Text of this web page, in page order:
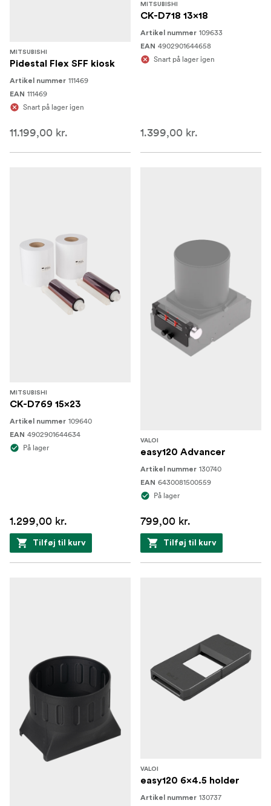
MITSUBISHI
Pidestal Flex SFF kiosk
Artikel nummer 111469
EAN 111469
Snart på lager igen
11.199,00 kr.
MITSUBISHI
CK-D718 13x18
Artikel nummer 109633
EAN 4902901644658
Snart på lager igen
1.399,00 kr.
MITSUBISHI
CK-D769 15x23
Artikel nummer 109640
EAN 4902901644634
På lager
1.299,00 kr.
Tilføj til kurv
VALOI
easy120 Advancer
Artikel nummer 130740
EAN 6430081500559
På lager
799,00 kr.
Tilføj til kurv
VALOI
easy120 6x4.5 holder
Artikel nummer 130737